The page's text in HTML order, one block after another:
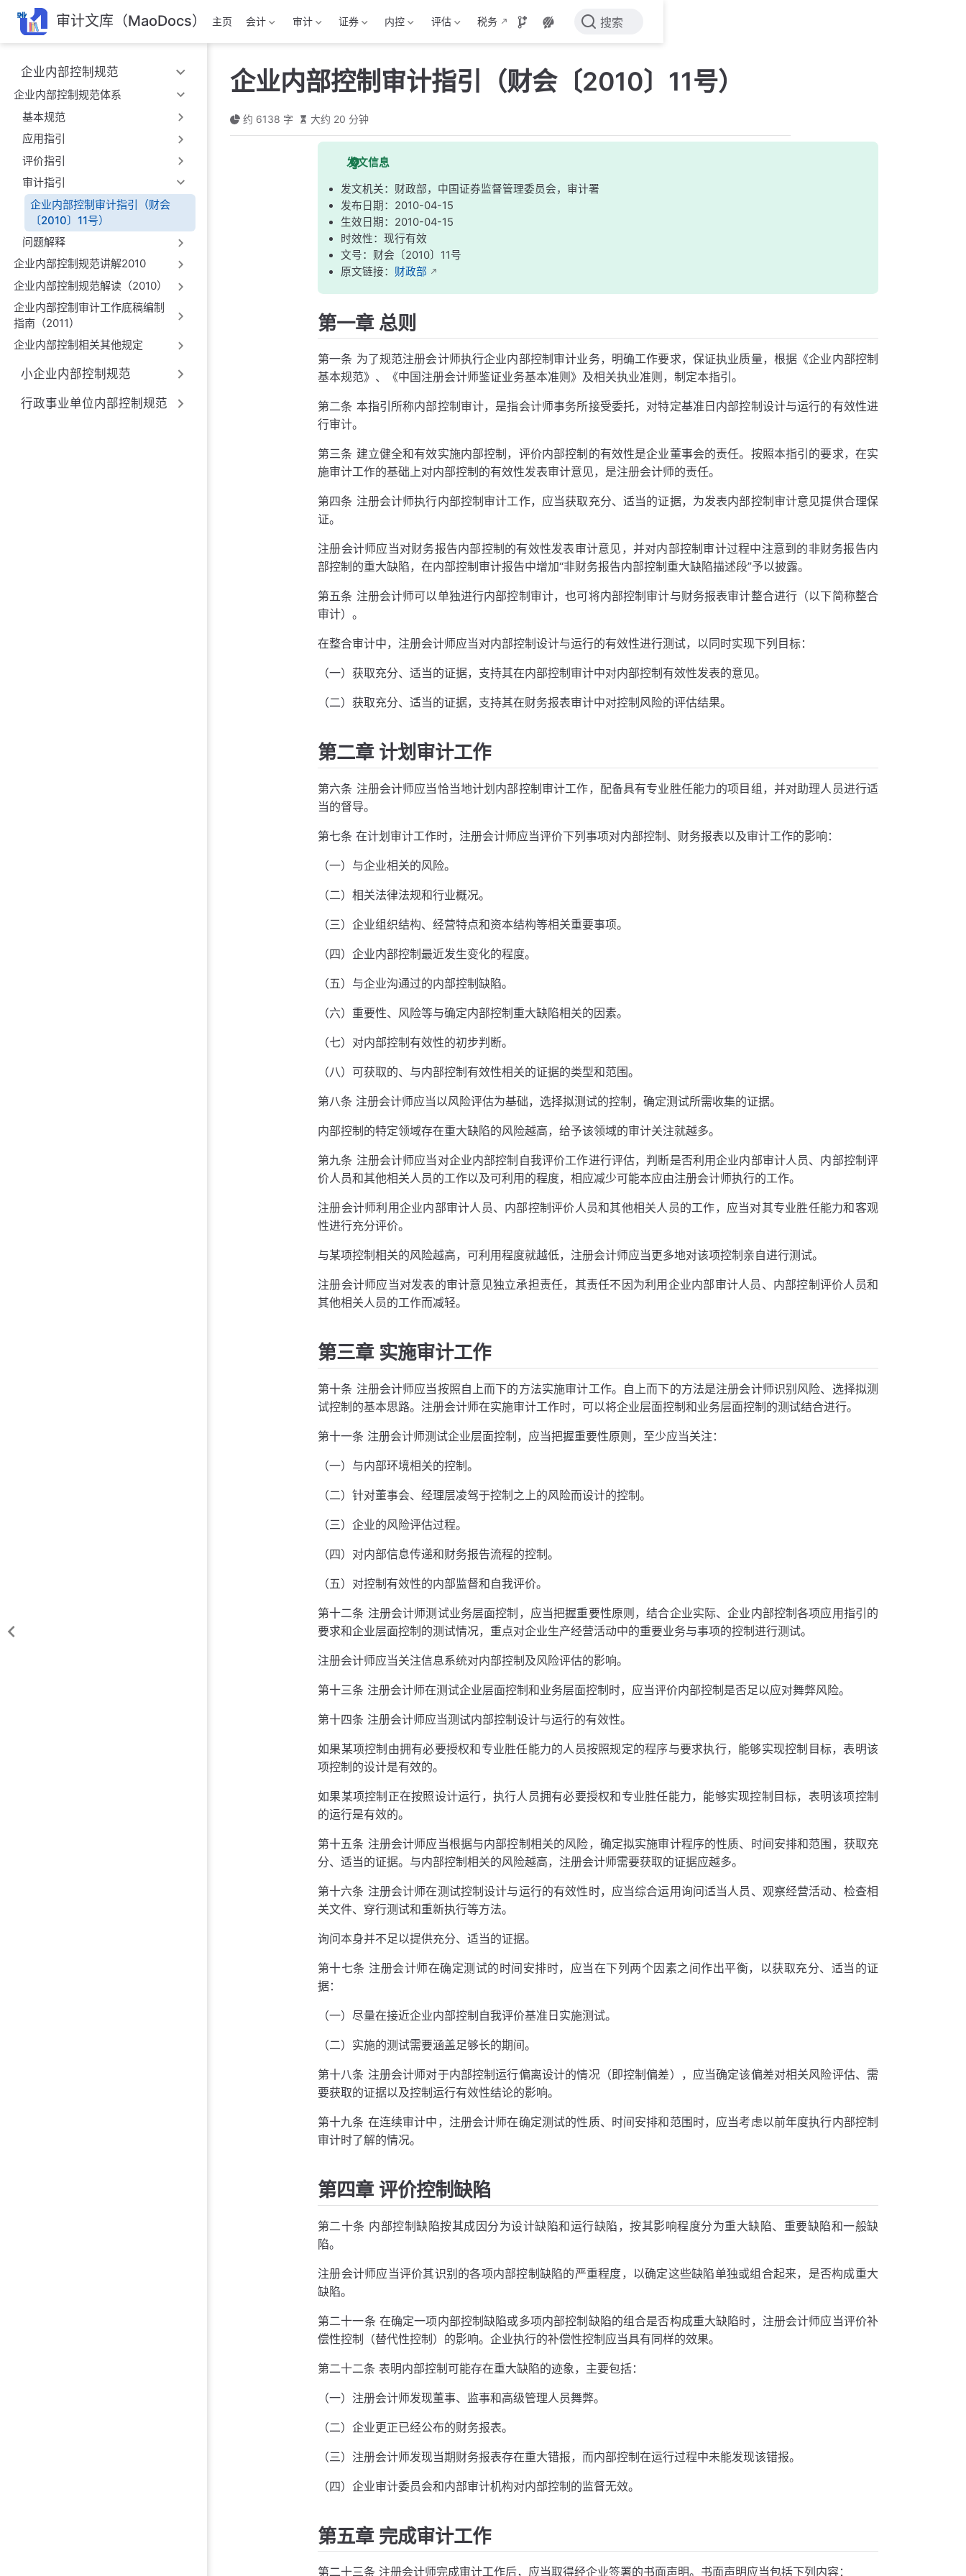
跳
至
主
要
內
容
审计文库（MaoDocs） 主页 会计 审计 证券 内控 评估 税务 搜索
企业内部控制规范
企业内部控制规范体系
基本规范
应用指引
评价指引
审计指引
企业内部控制审计指引（财会
〔2010〕11号）
问题解释
企业内部控制规范讲解2010
企业内部控制规范解读（2010）
企业内部控制审计工作底稿编制
指南（2011）
企业内部控制相关其他规定
小企业内部控制规范
行政事业单位内部控制规范
企业内部控制审计指引（财会〔2010〕11号）
约 6138 字 大约 20 分钟
发文信息
发文机关：财政部，中国证券监督管理委员会，审计署
发布日期：2010-04-15
生效日期：2010-04-15
时效性：现行有效
文号：财会〔2010〕11号
原文链接： 财政部
第一章 总则
第一条 为了规范注册会计师执行企业内部控制审计业务，明确工作要求，保证执业质量，根据《企业内部控制
基本规范》、《中国注册会计师鉴证业务基本准则》及相关执业准则，制定本指引。
第二条 本指引所称内部控制审计，是指会计师事务所接受委托，对特定基准日内部控制设计与运行的有效性进
行审计。
第三条 建立健全和有效实施内部控制，评价内部控制的有效性是企业董事会的责任。按照本指引的要求，在实
施审计工作的基础上对内部控制的有效性发表审计意见，是注册会计师的责任。
第四条 注册会计师执行内部控制审计工作，应当获取充分、适当的证据，为发表内部控制审计意见提供合理保
证。
注册会计师应当对财务报告内部控制的有效性发表审计意见，并对内部控制审计过程中注意到的非财务报告内
部控制的重大缺陷，在内部控制审计报告中增加“非财务报告内部控制重大缺陷描述段”予以披露。
第五条 注册会计师可以单独进行内部控制审计，也可将内部控制审计与财务报表审计整合进行（以下简称整合
审计）。
在整合审计中，注册会计师应当对内部控制设计与运行的有效性进行测试，以同时实现下列目标：
（一）获取充分、适当的证据，支持其在内部控制审计中对内部控制有效性发表的意见。
（二）获取充分、适当的证据，支持其在财务报表审计中对控制风险的评估结果。
第二章 计划审计工作
第六条 注册会计师应当恰当地计划内部控制审计工作，配备具有专业胜任能力的项目组，并对助理人员进行适
当的督导。
第七条 在计划审计工作时，注册会计师应当评价下列事项对内部控制、财务报表以及审计工作的影响：
（一）与企业相关的风险。
（二）相关法律法规和行业概况。
（三）企业组织结构、经营特点和资本结构等相关重要事项。
（四）企业内部控制最近发生变化的程度。
（五）与企业沟通过的内部控制缺陷。
（六）重要性、风险等与确定内部控制重大缺陷相关的因素。
（七）对内部控制有效性的初步判断。
（八）可获取的、与内部控制有效性相关的证据的类型和范围。
第八条 注册会计师应当以风险评估为基础，选择拟测试的控制，确定测试所需收集的证据。
内部控制的特定领域存在重大缺陷的风险越高，给予该领域的审计关注就越多。
第九条 注册会计师应当对企业内部控制自我评价工作进行评估，判断是否利用企业内部审计人员、内部控制评
价人员和其他相关人员的工作以及可利用的程度，相应减少可能本应由注册会计师执行的工作。
注册会计师利用企业内部审计人员、内部控制评价人员和其他相关人员的工作，应当对其专业胜任能力和客观
性进行充分评价。
与某项控制相关的风险越高，可利用程度就越低，注册会计师应当更多地对该项控制亲自进行测试。
注册会计师应当对发表的审计意见独立承担责任，其责任不因为利用企业内部审计人员、内部控制评价人员和
其他相关人员的工作而减轻。
第三章 实施审计工作
第十条 注册会计师应当按照自上而下的方法实施审计工作。自上而下的方法是注册会计师识别风险、选择拟测
试控制的基本思路。注册会计师在实施审计工作时，可以将企业层面控制和业务层面控制的测试结合进行。
第十一条 注册会计师测试企业层面控制，应当把握重要性原则，至少应当关注：
（一）与内部环境相关的控制。
（二）针对董事会、经理层凌驾于控制之上的风险而设计的控制。
（三）企业的风险评估过程。
（四）对内部信息传递和财务报告流程的控制。
（五）对控制有效性的内部监督和自我评价。
第十二条 注册会计师测试业务层面控制，应当把握重要性原则，结合企业实际、企业内部控制各项应用指引的
要求和企业层面控制的测试情况，重点对企业生产经营活动中的重要业务与事项的控制进行测试。
注册会计师应当关注信息系统对内部控制及风险评估的影响。
第十三条 注册会计师在测试企业层面控制和业务层面控制时，应当评价内部控制是否足以应对舞弊风险。
第十四条 注册会计师应当测试内部控制设计与运行的有效性。
如果某项控制由拥有必要授权和专业胜任能力的人员按照规定的程序与要求执行，能够实现控制目标，表明该
项控制的设计是有效的。
如果某项控制正在按照设计运行，执行人员拥有必要授权和专业胜任能力，能够实现控制目标，表明该项控制
的运行是有效的。
第十五条 注册会计师应当根据与内部控制相关的风险，确定拟实施审计程序的性质、时间安排和范围，获取充
分、适当的证据。与内部控制相关的风险越高，注册会计师需要获取的证据应越多。
第十六条 注册会计师在测试控制设计与运行的有效性时，应当综合运用询问适当人员、观察经营活动、检查相
关文件、穿行测试和重新执行等方法。
询问本身并不足以提供充分、适当的证据。
第十七条 注册会计师在确定测试的时间安排时，应当在下列两个因素之间作出平衡，以获取充分、适当的证
据：
（一）尽量在接近企业内部控制自我评价基准日实施测试。
（二）实施的测试需要涵盖足够长的期间。
第十八条 注册会计师对于内部控制运行偏离设计的情况（即控制偏差），应当确定该偏差对相关风险评估、需
要获取的证据以及控制运行有效性结论的影响。
第十九条 在连续审计中，注册会计师在确定测试的性质、时间安排和范围时，应当考虑以前年度执行内部控制
审计时了解的情况。
第四章 评价控制缺陷
第二十条 内部控制缺陷按其成因分为设计缺陷和运行缺陷，按其影响程度分为重大缺陷、重要缺陷和一般缺
陷。
注册会计师应当评价其识别的各项内部控制缺陷的严重程度，以确定这些缺陷单独或组合起来，是否构成重大
缺陷。
第二十一条 在确定一项内部控制缺陷或多项内部控制缺陷的组合是否构成重大缺陷时，注册会计师应当评价补
偿性控制（替代性控制）的影响。企业执行的补偿性控制应当具有同样的效果。
第二十二条 表明内部控制可能存在重大缺陷的迹象，主要包括：
（一）注册会计师发现董事、监事和高级管理人员舞弊。
（二）企业更正已经公布的财务报表。
（三）注册会计师发现当期财务报表存在重大错报，而内部控制在运行过程中未能发现该错报。
（四）企业审计委员会和内部审计机构对内部控制的监督无效。
第五章 完成审计工作
第二十三条 注册会计师完成审计工作后，应当取得经企业签署的书面声明。书面声明应当包括下列内容：